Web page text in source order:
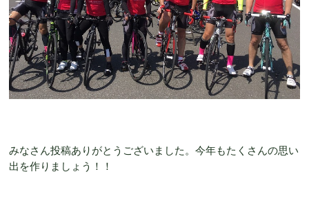
みなさん投稿ありがとうございました。今年もたくさんの思い
出を作りましょう！！